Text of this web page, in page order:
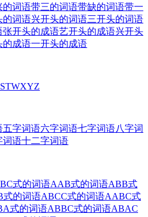
的词语带三的词语带缺的词语带一
的词语兴开头的词语三开头的词语
张开头的成语艺开头的成语兴开头
的成语一开头的成语
STWXYZ
五字词语六字词语七字词语八字词
词语十二字词语
式的词语AAB式的词语ABB式
式的词语ABCC式的词语AABC式
式的词语ABBC式的词语ABAC